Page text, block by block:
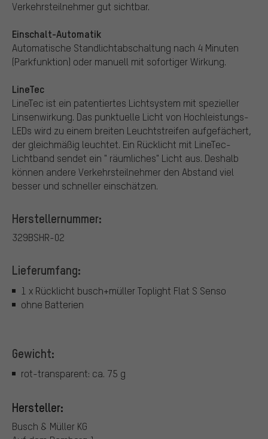
Verkehrsteilnehmer gut sichtbar.
Einschalt-Automatik
Automatische Standlichtabschaltung nach 4 Minuten
(Parkfunktion) oder manuell mit sofortiger Wirkung.
LineTec
LineTec ist ein patentiertes Lichtsystem mit spezieller
Linsenwirkung. Das punktuelle Licht von Hochleistungs-
LEDs wird zu einem breiten Leuchtstreifen aufgefächert,
der gleichmäßig leuchtet. Ein Rücklicht mit LineTec-
Lichtband sendet ein " räumliches" Licht aus. Deshalb
können andere Verkehrsteilnehmer den Abstand viel
besser und schneller einschätzen.
Herstellernummer:
329BSHR-02
Lieferumfang:
1 x Rücklicht busch+müller Toplight Flat S Senso
ohne Batterien
Gewicht:
rot-transparent: ca. 75 g
Hersteller:
Busch & Müller KG